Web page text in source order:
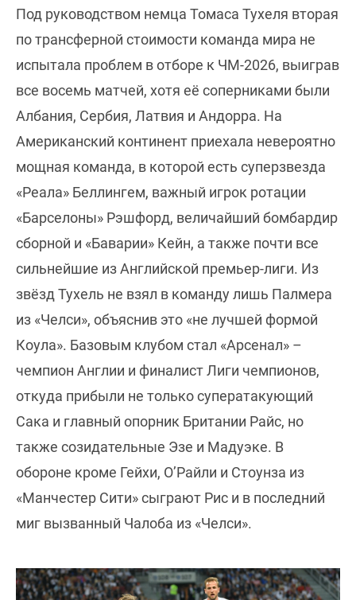
Под руководством немца Томаса Тухеля вторая
по трансферной стоимости команда мира не
испытала проблем в отборе к ЧМ-2026, выиграв
все восемь матчей, хотя её соперниками были
Албания, Сербия, Латвия и Андорра. На
Американский континент приехала невероятно
мощная команда, в которой есть суперзвезда
«Реала» Беллингем, важный игрок ротации
«Барселоны» Рэшфорд, величайший бомбардир
сборной и «Баварии» Кейн, а также почти все
сильнейшие из Английской премьер-лиги. Из
звёзд Тухель не взял в команду лишь Палмера
из «Челси», объяснив это «не лучшей формой
Коула». Базовым клубом стал «Арсенал» –
чемпион Англии и финалист Лиги чемпионов,
откуда прибыли не только суператакующий
Сака и главный опорник Британии Райс, но
также созидательные Эзе и Мадуэке. В
обороне кроме Гейхи, О’Райли и Стоунза из
«Манчестер Сити» сыграют Рис и в последний
миг вызванный Чалоба из «Челси».